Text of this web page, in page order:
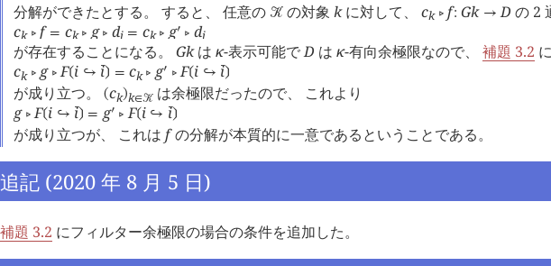
分解ができたとする。 すると、 任意の 󰒢 の対象 kに対して、 ck 󰖡 f: Gk → D の 2
ck 󰖡 f = ck 󰖡 g 󰖡 di = ck 󰖡 g󰎘 󰖡 di
が存在することになる。 Gkは κ-表示可能でD は κ-有向余極限なので、 補題 3.2
ck 󰖡 g 󰖡 F❲i ↪ 󰔄
i❳ = ck 󰖡 g󰎘 󰖡 F❲i ↪ 󰔄
i❳
が成り立つ。 (ck)k∈󰒢 は余極限だったので、 これより
g 󰖡 F❲i ↪ 󰔄
i❳ = g󰎘 󰖡 F❲i ↪ 󰔄
i❳
が成り立つが、 これは fの分解が本質的に一意であるということである。
追記 (2020 年 8 月 5 日)
補題 3.2 にフィルター余極限の場合の条件を追加した。